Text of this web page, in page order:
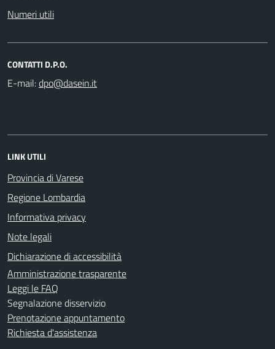
Numeri utili
CONTATTI D.P.O.
E-mail:
LINK UTILI
Provincia di Varese
Regione Lombardia
Informativa privacy
Note legali
Dichiarazione di accessibilità
Amministrazione trasparente
Leggi le FAQ
Segnalazione disservizio
Prenotazione appuntamento
Richiesta d'assistenza